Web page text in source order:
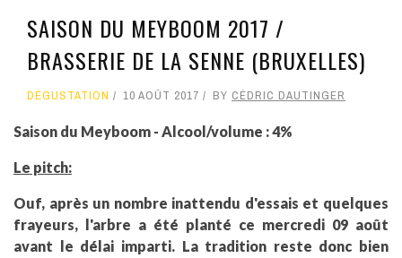
SAISON DU MEYBOOM 2017 /
BRASSERIE DE LA SENNE (BRUXELLES)
DÉGUSTATION 10 AOÛT 2017 BY CÉDRIC DAUTINGER
Saison du Meyboom - Alcool/volume : 4%
Le pitch:
Ouf, après un nombre inattendu d'essais et quelques
frayeurs, l'arbre a été planté ce mercredi 09 août
avant le délai imparti. La tradition reste donc bien